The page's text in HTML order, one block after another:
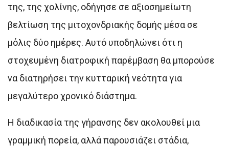
της, της χολίνης, οδήγησε σε αξιοσημείωτη
βελτίωση της μιτοχονδριακής δομής μέσα σε
μόλις δύο ημέρες. Αυτό υποδηλώνει ότι η
στοχευμένη διατροφική παρέμβαση θα μπορούσε
να διατηρήσει την κυτταρική νεότητα για
μεγαλύτερο χρονικό διάστημα.
Η διαδικασία της γήρανσης δεν ακολουθεί μια
γραμμική πορεία, αλλά παρουσιάζει στάδια,